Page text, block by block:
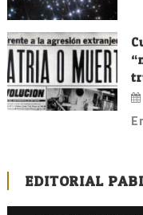
EDITORIAL